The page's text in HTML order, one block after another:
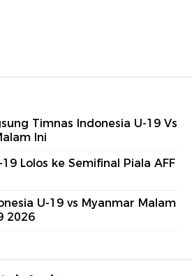
Timnas Indonesia U-19 Vs
Ini
Lolos ke Semifinal Piala AFF
U-19 vs Myanmar Malam
2026